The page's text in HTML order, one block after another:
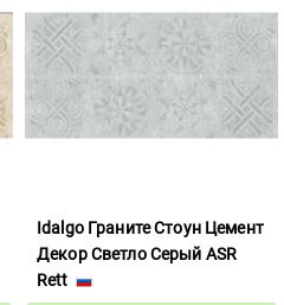
Idalgo Граните Стоун Цемент
Декор Светло Серый ASR
Rett